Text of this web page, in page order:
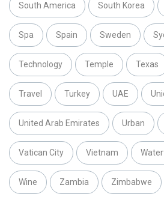
South America South Korea
Spa Spain Sweden
Technology Temple Texas
Travel Turkey UAE
United Arab Emirates Urban
Vatican City Vietnam
Wine Zambia Zimbabwe